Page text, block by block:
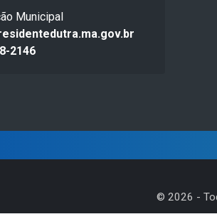
Municipal
2146
© 2026 -